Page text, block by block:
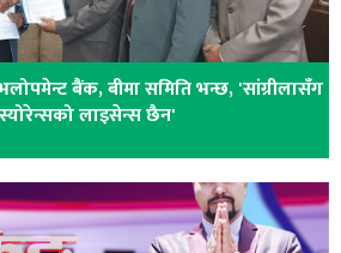
बैंक, बीमा समिति भन्छ, 'सांग्रीलासँग
लाइसेन्स छैन'